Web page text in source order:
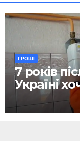
ГРОШІ
7 років
Україні